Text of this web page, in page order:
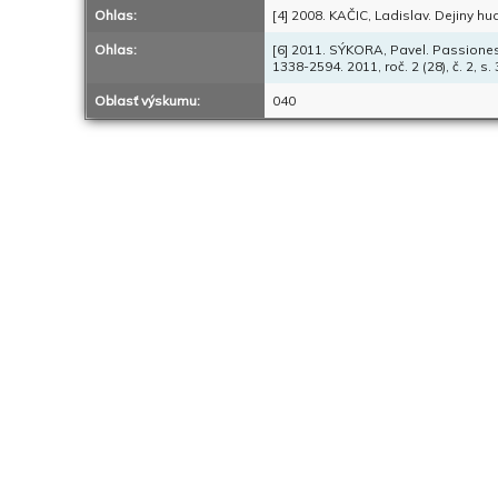
Ohlas: [4] 2008. KAČIC, Ladislav. Dejiny
Ohlas:
[6] 2011. SÝKORA, Pavel.
1338-2594. 2011, roč. 2 (28), č. 2, s.
Oblasť výskumu: 040